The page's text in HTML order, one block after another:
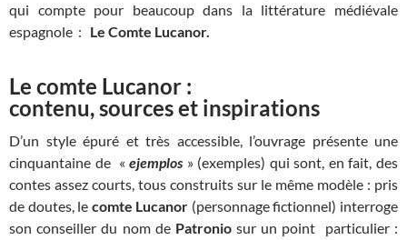
qui compte pour beaucoup dans la littérature médiévale
espagnole : Le Comte Lucanor.
Le comte Lucanor :
contenu, sources et inspirations
D’un style épuré et très accessible, l’ouvrage présente une
cinquantaine de «ejemplos » (exemples) qui sont, en fait, des
contes assez courts, tous construits sur le même modèle : pris
de doutes, le comte Lucanor (personnage fictionnel) interroge
son conseiller du nom de Patroniosur un point particulier :